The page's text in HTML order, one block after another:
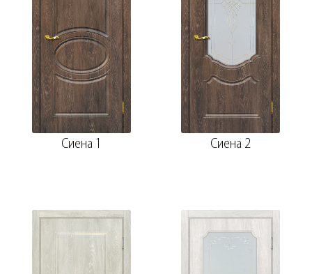
Сиена 1 Сиена 2